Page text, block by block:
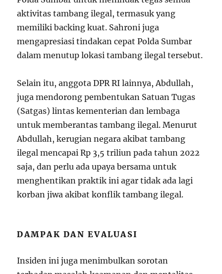
aktivitas tambang ilegal, termasuk yang
memiliki backing kuat. Sahroni juga
mengapresiasi tindakan cepat Polda Sumbar
dalam menutup lokasi tambang ilegal tersebut.
Selain itu, anggota DPR RI lainnya, Abdullah,
juga mendorong pembentukan Satuan Tugas
(Satgas) lintas kementerian dan lembaga
untuk memberantas tambang ilegal. Menurut
Abdullah, kerugian negara akibat tambang
ilegal mencapai Rp 3,5 triliun pada tahun 2022
saja, dan perlu ada upaya bersama untuk
menghentikan praktik ini agar tidak ada lagi
korban jiwa akibat konflik tambang ilegal.
DAMPAK DAN EVALUASI
Insiden ini juga menimbulkan sorotan